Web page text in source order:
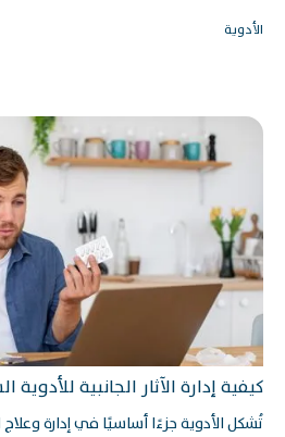
الأدوية
كيفية إدارة الآثار الجانبية للأدوية
تُشكل الأدوية جزءًا أساسيًا في إدارة وعلاج